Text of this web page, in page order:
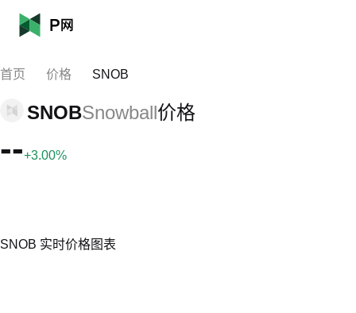
首页 价格 SNOB
SNOBSnowball价格
--+3.00%
SNOB 实时价格图表